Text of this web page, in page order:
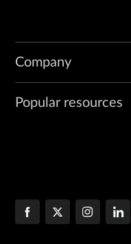
Company
Popular resources